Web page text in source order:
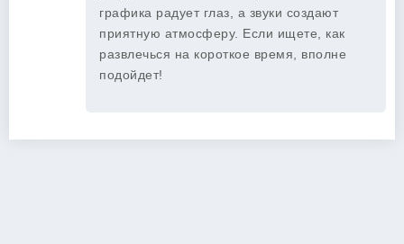
графика радует глаз, а звуки создают
приятную атмосферу. Если ищете, как
развлечься на короткое время, вполне
подойдет!